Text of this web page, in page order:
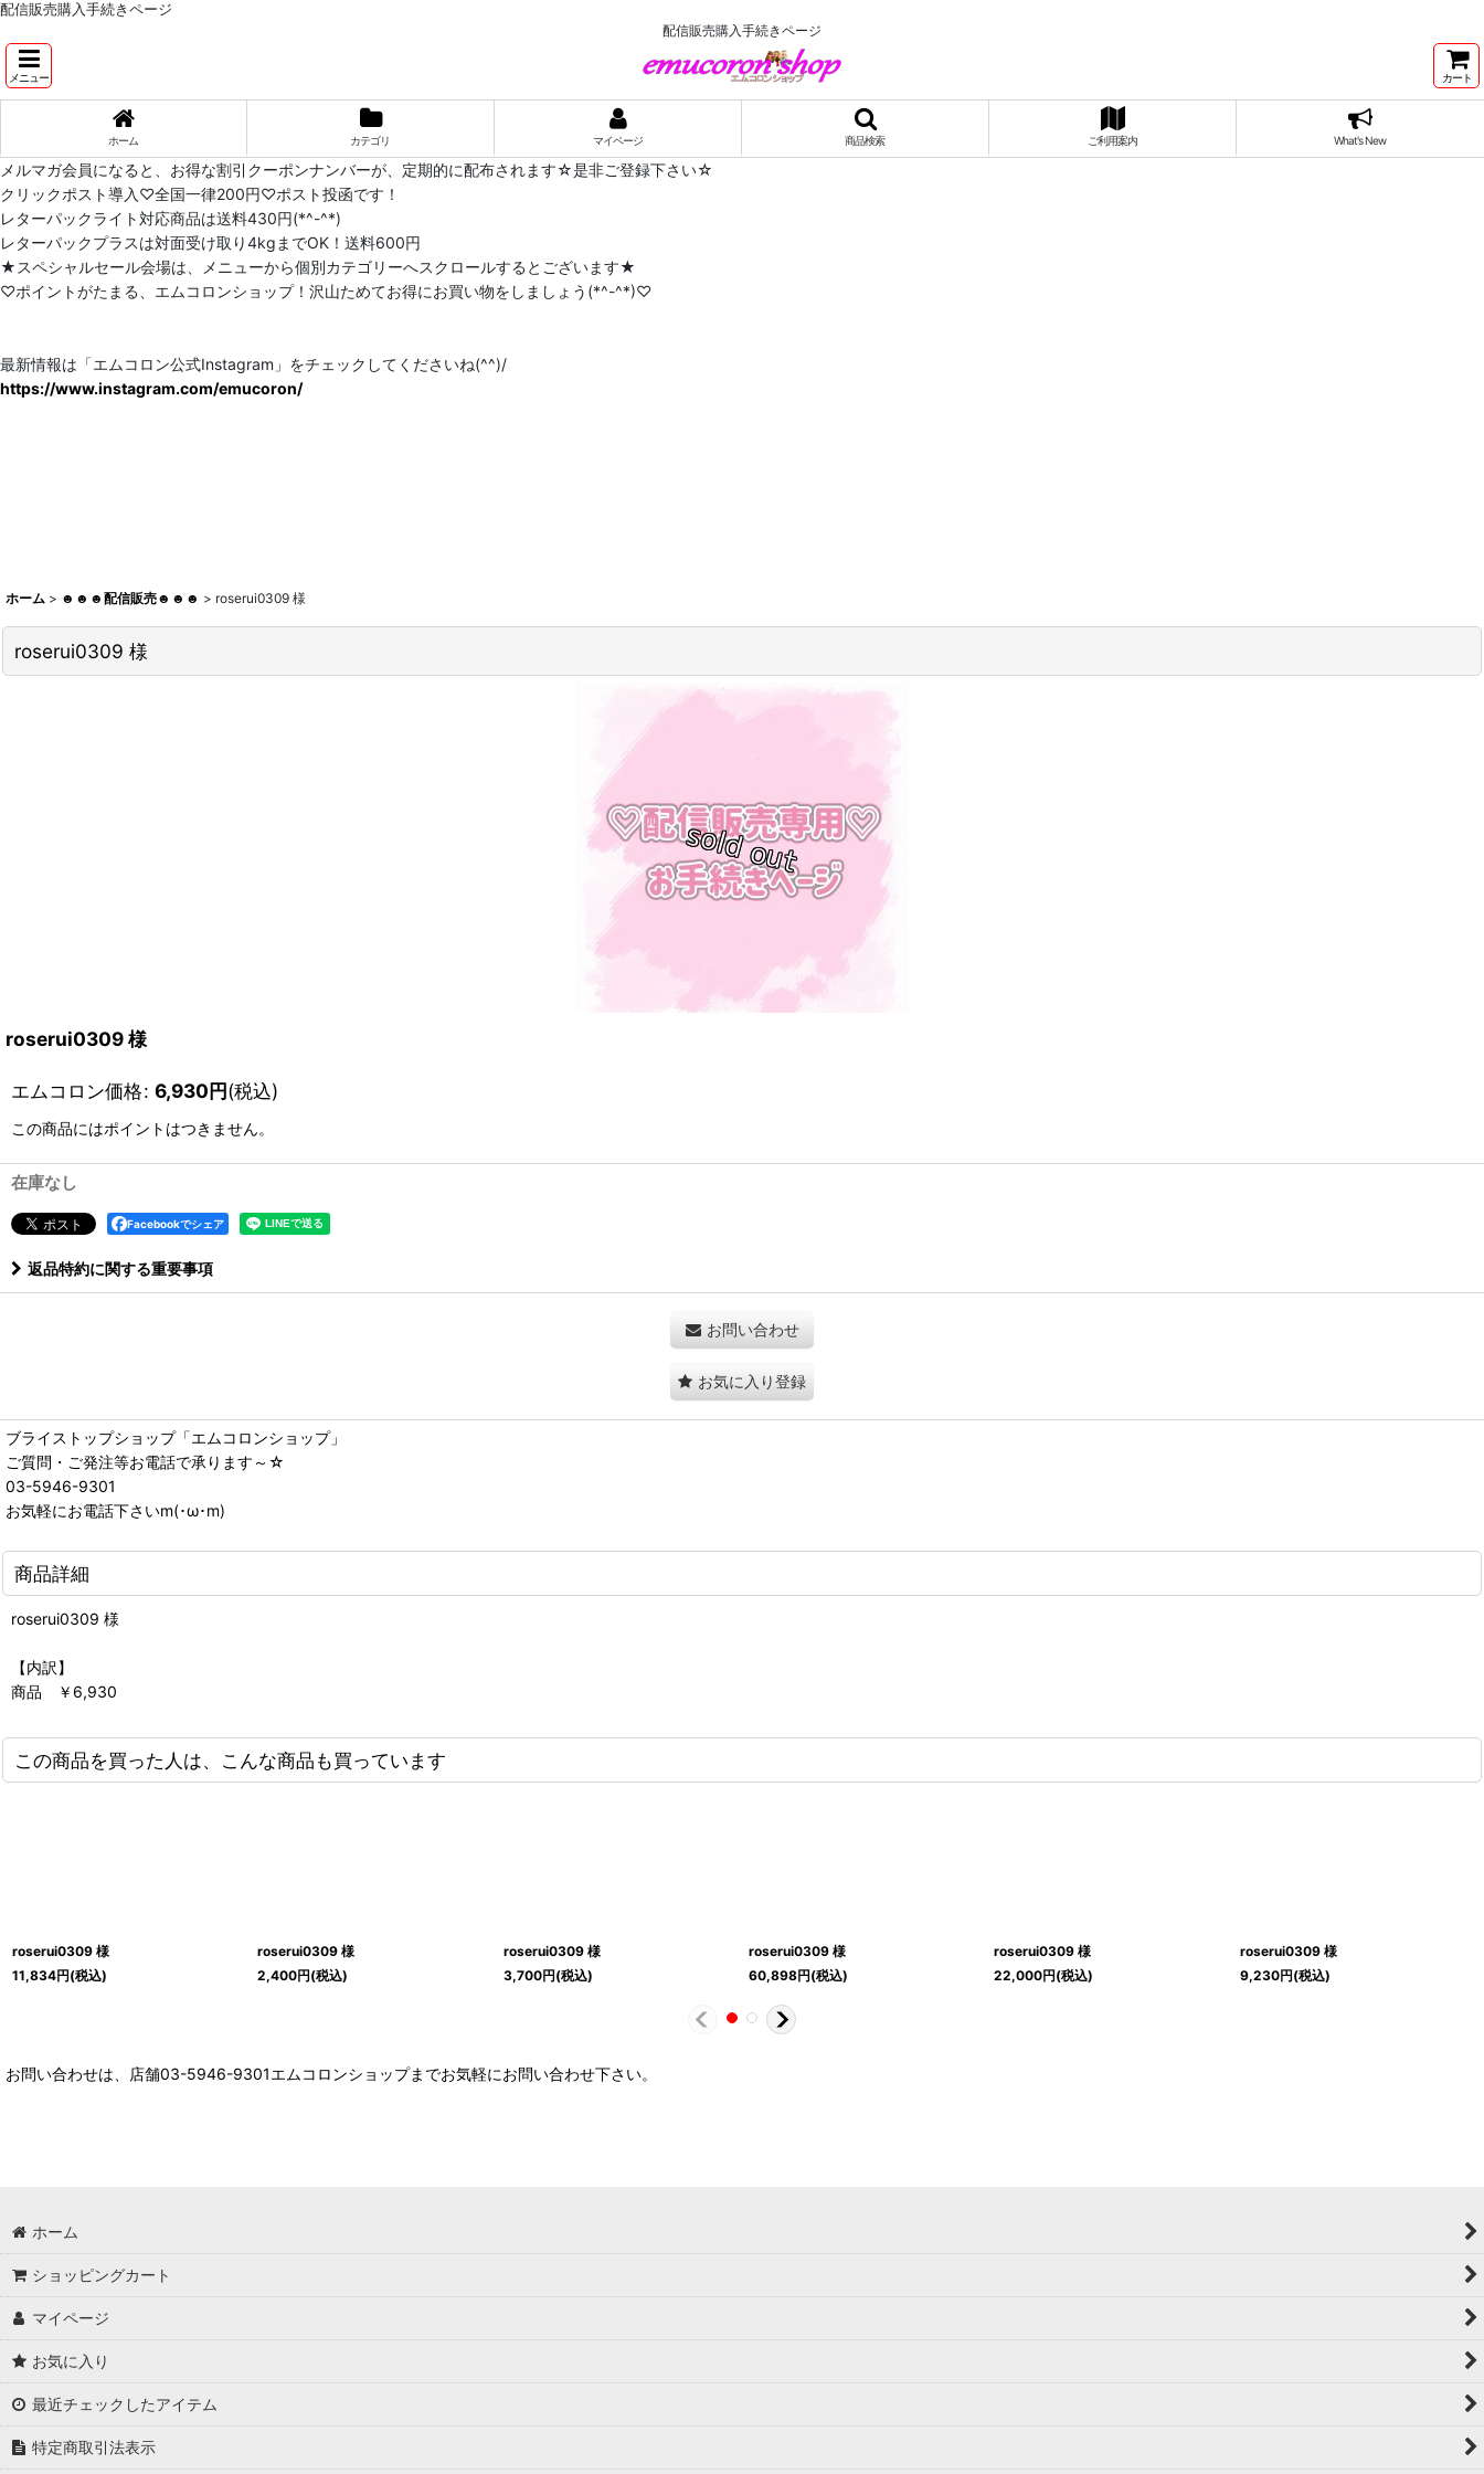
配信販売購入手続きページ
配信販売購入手続きページ
メニュー カート
ホーム カテゴリ マイページ 商品検索 ご利用案内 What's New
メルマガ会員になると、お得な割引クーポンナンバーが、定期的に配布されます☆是非ご登録下さい☆
クリックポスト導入♡全国一律200円♡ポスト投函です！
レターパックライト対応商品は送料430円(*^-^*)
レターパックプラスは対面受け取り4kgまでOK！送料600円
★スペシャルセール会場は、メニューから個別カテゴリーへスクロールするとございます★
♡ポイントがたまる、エムコロンショップ！沢山ためてお得にお買い物をしましょう(*^-^*)♡
最新情報は「エムコロン公式Instagram」をチェックしてくださいね(^^)/
https://www.instagram.com/emucoron/
ホーム > ☻☻☻配信販売☻☻☻ > roserui0309 様
roserui0309 様
roserui0309 様
エムコロン価格: 6,930円(税込)
この商品にはポイントはつきません。
在庫なし
Facebookでシェア
返品特約に関する重要事項
お問い合わせ
お気に入り登録
ブライストップショップ「エムコロンショップ」
ご質問・ご発注等お電話で承ります～☆
03-5946-9301
お気軽にお電話下さいm(･ω･m)
商品詳細
roserui0309 様
【内訳】
商品 ￥6,930
この商品を買った人は、こんな商品も買っています
roserui0309 様
11,834円(税込)
roserui0309 様
2,400円(税込)
roserui0309 様
3,700円(税込)
roserui0309 様
60,898円(税込)
roserui0309 様
22,000円(税込)
roserui0309 様
9,230円(税込)
お問い合わせは、店舗03-5946-9301エムコロンショップまでお気軽にお問い合わせ下さい。
ホーム
ショッピングカート
マイページ
お気に入り
最近チェックしたアイテム
特定商取引法表示